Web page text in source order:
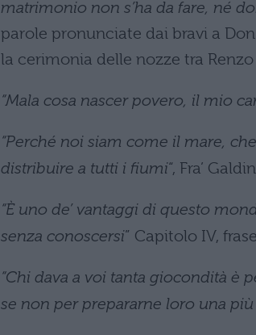
matrimonio non s’ha da fare, né
parole pronunciate dai bravi a
la cerimonia delle nozze tra Renzo
“Mala cosa nascer povero, il mio
“Perché noi siam come il mare,
distribuire a tutti i fiumi“, Fra’
“È uno de’ vantaggi di questo
senza conoscersi” Capitolo IV,
“Chi dava a voi tanta giocondità è
se non per prepararne loro una